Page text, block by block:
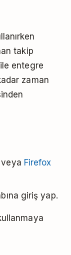
takip
entegre
zaman
veya Firefox
giriş yap.